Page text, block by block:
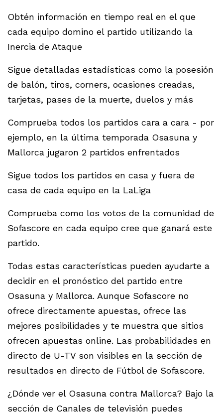
Obtén información en tiempo real en el que
cada equipo domino el partido utilizando la
Inercia de Ataque
Sigue detalladas estadísticas como la posesión
de balón, tiros, corners, ocasiones creadas,
tarjetas, pases de la muerte, duelos y más
Comprueba todos los partidos cara a cara - por
ejemplo, en la última temporada Osasuna y
Mallorca jugaron 2 partidos enfrentados
Sigue todos los partidos en casa y fuera de
casa de cada equipo en la LaLiga
Comprueba como los votos de la comunidad de
Sofascore en cada equipo cree que ganará este
partido.
Todas estas características pueden ayudarte a
decidir en el pronóstico del partido entre
Osasuna y Mallorca. Aunque Sofascore no
ofrece directamente apuestas, ofrece las
mejores posibilidades y te muestra que sitios
ofrecen apuestas online. Las probabilidades en
directo de U-TV son visibles en la sección de
resultados en directo de Fútbol de Sofascore.
¿Dónde ver el Osasuna contra Mallorca? Bajo la
sección de Canales de televisión puedes